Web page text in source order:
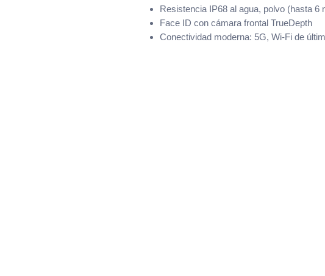
Resistencia IP68 al agua, polvo (hasta 6
Face ID con cámara frontal TrueDepth
Conectividad moderna: 5G, Wi-Fi de